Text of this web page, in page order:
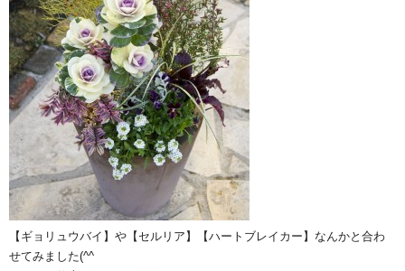
【ギョリュウバイ】や【セルリア】【ハートブレイカー】なんかと合わ
せてみました(^^ゞ